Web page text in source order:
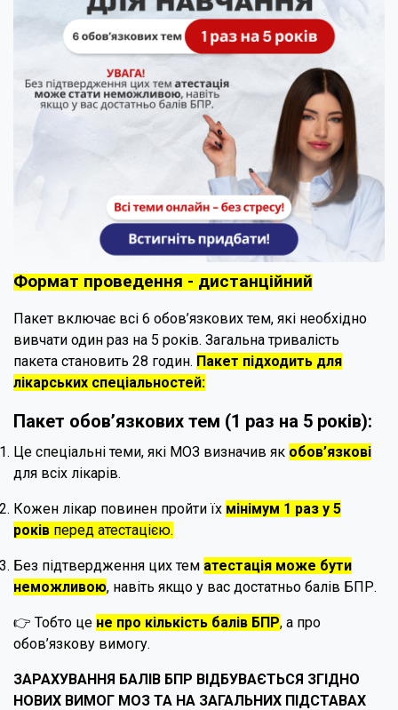
Формат проведення - дистанційний
Пакет включає всі 6 обов’язкових тем, які необхідно
вивчати один раз на 5 років. Загальна тривалість
пакета становить 28 годин. Пакет підходить для
лікарських спеціальностей:
Пакет обов’язкових тем (1 раз на 5 років):
Це спеціальні теми, які МОЗ визначив як обов’язкові
для всіх лікарів.
Кожен лікар повинен пройти їх мінімум 1 раз у 5
років перед атестацією.
Без підтвердження цих тем атестація може бути
неможливою, навіть якщо у вас достатньо балів БПР.
👉 Тобто це не про кількість балів БПР, а про
обов’язкову вимогу.
ЗАРАХУВАННЯ БАЛІВ БПР ВІДБУВАЄТЬСЯ ЗГІДНО
НОВИХ ВИМОГ МОЗ ТА НА ЗАГАЛЬНИХ ПІДСТАВАХ